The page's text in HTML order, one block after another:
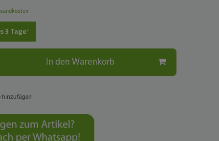
3 Tage*
In den Warenkorb
hinzufügen